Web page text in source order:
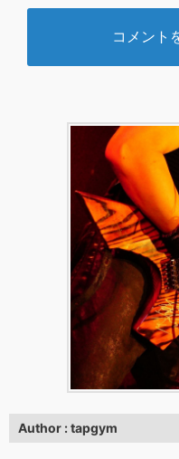
Author : tapgym